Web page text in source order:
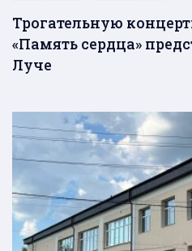
Трогательную
«Память сердца»
Луче